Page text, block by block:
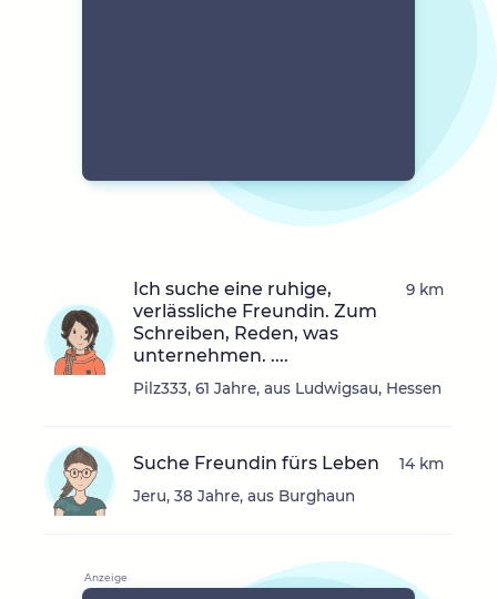
Ich suche eine ruhige,
verlässliche Freundin. Zum
Schreiben, Reden, was
unternehmen. ....
Pilz333, 61 Jahre, aus Ludwigsau, Hessen
9 km
Suche Freundin fürs Leben
Jeru, 38 Jahre, aus Burghaun
14 km